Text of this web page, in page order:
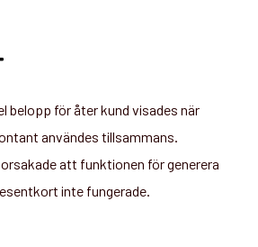
belopp för åter kund visades när
användes tillsammans.
att funktionen för generera
inte fungerade.